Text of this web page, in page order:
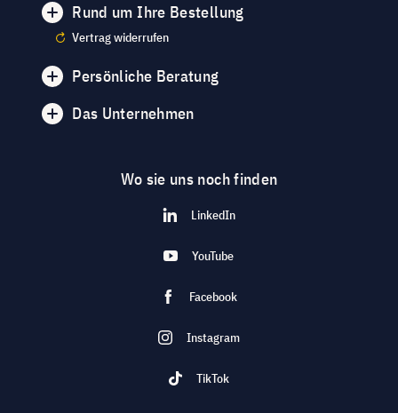
Rund um Ihre Bestellung
Vertrag widerrufen
Persönliche Beratung
Das Unternehmen
Wo sie uns noch finden
LinkedIn
YouTube
Facebook
Instagram
TikTok